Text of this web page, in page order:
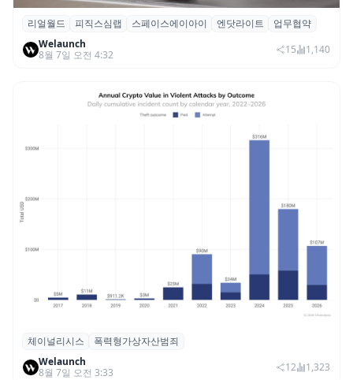
리얼월드, 로봇테크 스타트업 3곳과 손잡고
휴머노이드 표준 만든다
리얼월드 피직스심랩 스페이스에이아이 엔닷라이트
업무협약
Welaunch
8월 7일 오전 4:32
15 1,140
체이널리시스 “가상자산 보유자 대상 폭력
범죄 증가…상반기 탈취액 3000만 달러 돌파
체이널리시스
폭력형가상자산범죄
Welaunch
8월 7일 오전 3:33
12 1,323